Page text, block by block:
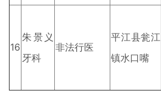
16
朱景义
牙科
非法行医
平江县瓮江
镇水口嘴